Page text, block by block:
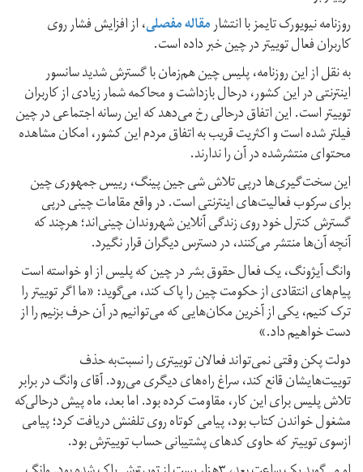
روزنامه نیویورک تایمز با انتشارمقاله مفصلی، از افزایش فشار روی
کاربران فعال توییتر در چین خبر داده است.
به نقل از این روزنامه، پلیس چین هم‌زمان با گسترش شدید سانسور
اینترنتی در این کشور، درحال بازداشت و محاکمه شمار زیادی از کاربران
توییتر است. این اتفاق درحالی رخ می‌دهد که این رسانه اجتماعی در چین
فیلتر شده است و اکثریت قریب به اتفاق مردم این کشور، امکان مشاهده
محتوای منتشرشده در آن را ندارند.
این سخت‌گیری‌ها درپی تلاش شی جین پینگ، رییس جمهوری چین
برای سرکوب فعالیت‌های اینترنتی است. در واقع مقامات چینی درپی
گسترش کنترل خود روی زندگی آنلاین شهروندان چینی‌اند؛ هرچند که
آنچه آن‌ها منتشر می‌کنند، در دسترس دیگران قرار نگیرد.
وانگ آیژونگ، یک فعال حقوق بشر در چین که پلیس از او خواسته است
پیام‌های انتقادی از حکومت چین را پاک کند، می‌گوید: «ما اگر توییتر را
ترک کنیم، یکی از آخرین مکان‌هایی که می‌توانیم در آن حرف بزنیم را از
دست خواهیم داد.»
دولت پکن وقتی نمی‌تواند فعالان توییتری را نسبت‌به حذف
توییت‌هایشان قانع کند، سراغ راه‌های دیگری می‌رود. آقای وانگ در برابر
تلاش پلیس برای این کار، مقاومت کرده بود. اما بعد، ماه پیش درحالی‌که
مشغول خواندن کتاب بود، پیامی کوتاه روی تلفنش دریافت کرد؛ پیامی
ازسوی توییتر که حاوی کدهای پشتیبانی حساب توییترش بود.